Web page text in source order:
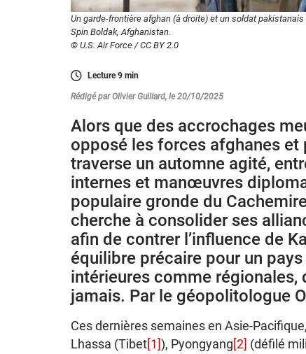
Un garde-frontière afghan (à droite) et un soldat
Spin Boldak, Afghanistan.
© U.S. Air Force / CC BY 2.0
Lecture9min
Rédigé par Olivier Guillard, le 20/10/2025
Alors que des accrochages
opposé les forces afghanes et
traverse un automne agité,
internes et manœuvres
populaire gronde du
cherche à consolider ses
afin de contrer l’influence de
équilibre précaire pour un
intérieures comme régionales,
jamais. Par le géopolitologue
Ces dernières semaines en Asie-
Lhassa (Tibet[1]), Pyongyang[2] (défilé